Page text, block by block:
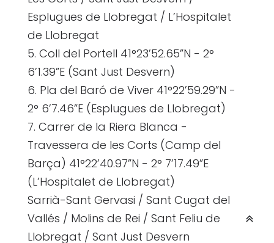
Esplugues de Llobregat / L’Hospitalet
de Llobregat
5. Coll del Portell 41°23’52.65”N - 2°
6’1.39”E (Sant Just Desvern)
6. Pla del Baró de Viver 41°22’59.29”N -
2° 6’7.46”E (Esplugues de Llobregat)
7. Carrer de la Riera Blanca -
Travessera de les Corts (Camp del
Barça) 41°22’40.97”N - 2° 7’17.49”E
(L’Hospitalet de Llobregat)
Sarrià-Sant Gervasi / Sant Cugat del
Vallés / Molins de Rei / Sant Feliu de
Llobregat / Sant Just Desvern